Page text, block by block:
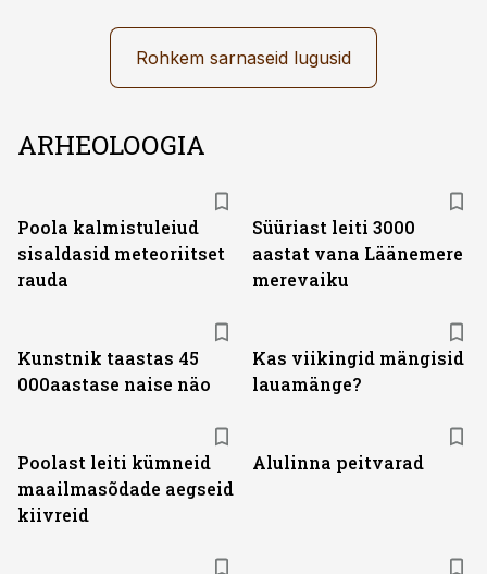
Rohkem sarnaseid lugusid
ARHEOLOOGIA
Poola kalmistuleiud
sisaldasid meteoriitset
rauda
Süüriast leiti 3000
aastat vana Läänemere
merevaiku
Kunstnik taastas 45
000aastase naise näo
Kas viikingid mängisid
lauamänge?
Poolast leiti kümneid
maailmasõdade aegseid
kiivreid
Alulinna peitvarad